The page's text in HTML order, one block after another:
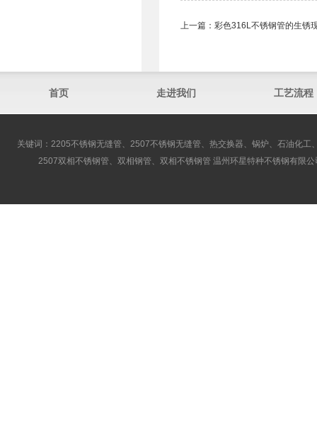
上一篇： 彩色316L不锈钢管的生锈
首页 走进我们 工艺流程
关键词：2205不锈钢无缝管、2507不锈钢无缝管、热交换器、锅炉、石油化
2507双相不锈钢管、双相钢管、双相不锈钢管 温州环星特种不锈钢有限